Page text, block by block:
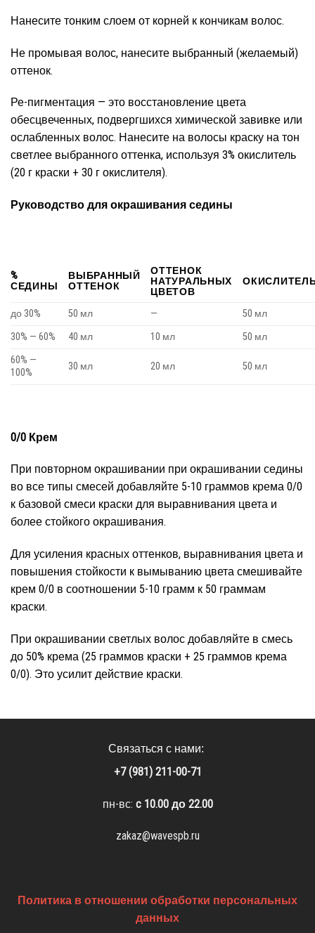
Нанесите тонким слоем от корней к кончикам волос.
Не промывая волос, нанесите выбранный (желаемый)
оттенок.
Ре-пигментация — это восстановление цвета
обесцвеченных, подвергшихся химической завивке или
ослабленных волос. Нанесите на волосы краску на тон
светлее выбранного оттенка, используя 3% окислитель
(20 г краски + 30 г окислителя).
Руководство для окрашивания седины
%
СЕДИНЫ
ВЫБРАННЫЙ
ОТТЕНОК
ОТТЕНОК
НАТУРАЛЬНЫХ
ЦВЕТОВ
до 30% 50 мл —
50 мл
30% — 60%
40 мл 10 мл
50 мл
60% —
100%
30 мл 20 мл 50 мл
0/0 Крем
При повторном окрашивании при окрашивании седины
во все типы смесей добавляйте 5-10 граммов крема 0/0
к базовой смеси краски для выравнивания цвета и
более стойкого окрашивания.
Для усиления красных оттенков, выравнивания цвета и
повышения стойкости к вымыванию цвета смешивайте
крем 0/0 в соотношении 5-10 грамм к 50 граммам
краски.
При окрашивании светлых волос добавляйте в смесь
до 50% крема (25 граммов краски + 25 граммов крема
0/0). Это усилит действие краски.
Связаться с нами:
+7 (981) 211-00-71
пн-вс: c 10.00 до 22.00
zakaz@wavespb.ru
Политика в отношении обработки персональных
данных